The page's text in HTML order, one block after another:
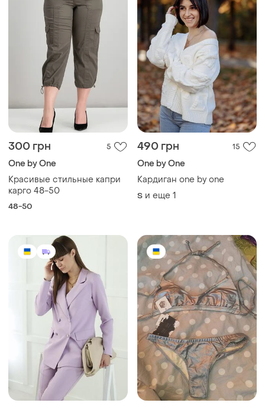
300 грн 5
One by One
Красивые стильные капри
карго 48-50
48-50
490 грн 15
One by One
Кардиган one by one
S и еще 1